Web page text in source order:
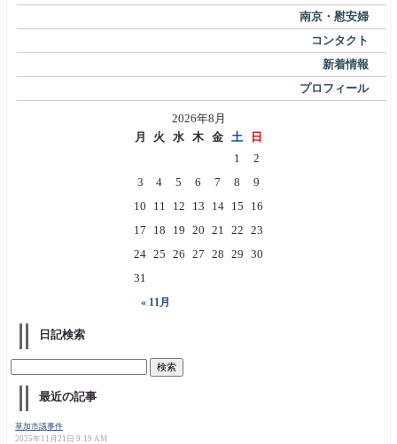
南京・慰安婦
コンタクト
新着情報
プロフィール
2026年8月
月
火 水 木 金 土 日
« 11月
1
2
3
4 5 6 7 8
9
10
11 12 13 14 15
16
17
18 19 20 21 22 23
24 25 26 27 28 29 30
31
日記検索
最近の記事
草加市議事件
2025年11月21日 9:19 AM